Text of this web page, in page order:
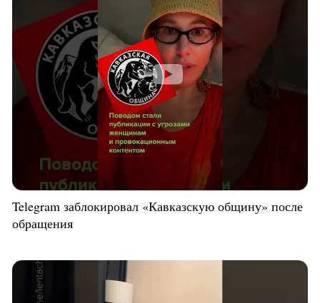
Telegram заблокировал «Кавказскую общину» после
обращения